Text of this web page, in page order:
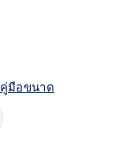
คู่มือขนาด